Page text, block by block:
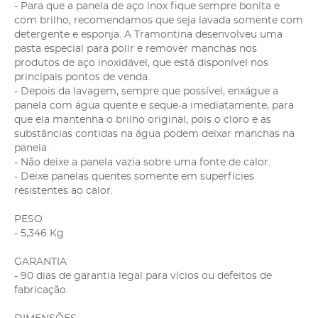
- Para que a panela de aço inox fique sempre bonita e
com brilho, recomendamos que seja lavada somente com
detergente e esponja. A Tramontina desenvolveu uma
pasta especial para polir e remover manchas nos
produtos de aço inoxidável, que está disponível nos
principais pontos de venda.
- Depois da lavagem, sempre que possível, enxágue a
panela com água quente e seque-a imediatamente, para
que ela mantenha o brilho original, pois o cloro e as
substâncias contidas na água podem deixar manchas na
panela.
- Não deixe a panela vazia sobre uma fonte de calor.
- Deixe panelas quentes somente em superfícies
resistentes ao calor.
PESO
- 5,346 Kg
GARANTIA
- 90 dias de garantia legal para vícios ou defeitos de
fabricação.